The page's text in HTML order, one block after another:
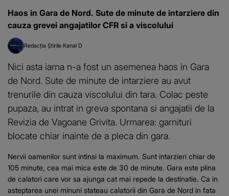
Haos in Gara de Nord. Sute de minute de intarziere din
cauza grevei angajatilor CFR si a viscolului
Redacția Știrile Kanal D
Nici asta iarna n-a fost un asemenea haos in Gara
de Nord. Sute de minute de intarziere au avut
trenurile din cauza viscolului din tara. Colac peste
pupaza, au intrat in greva spontana si angajatii de la
Revizia de Vagoane Grivita. Urmarea: garnituri
blocate chiar inainte de a pleca din gara.
Nervii oamenilor sunt intinsi la maximum. Sunt intarzieri chiar de
105 minute, cea mai mica este de 30 de minute. Gara este plina
de calatori care vor sa ajunga cat mai repede la destinatie. Ca in
asteptarea unei minuni stateau calatorii din Gara de Nord in fata